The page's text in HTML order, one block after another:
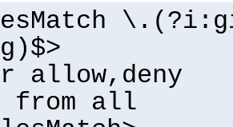
allow,deny
from all